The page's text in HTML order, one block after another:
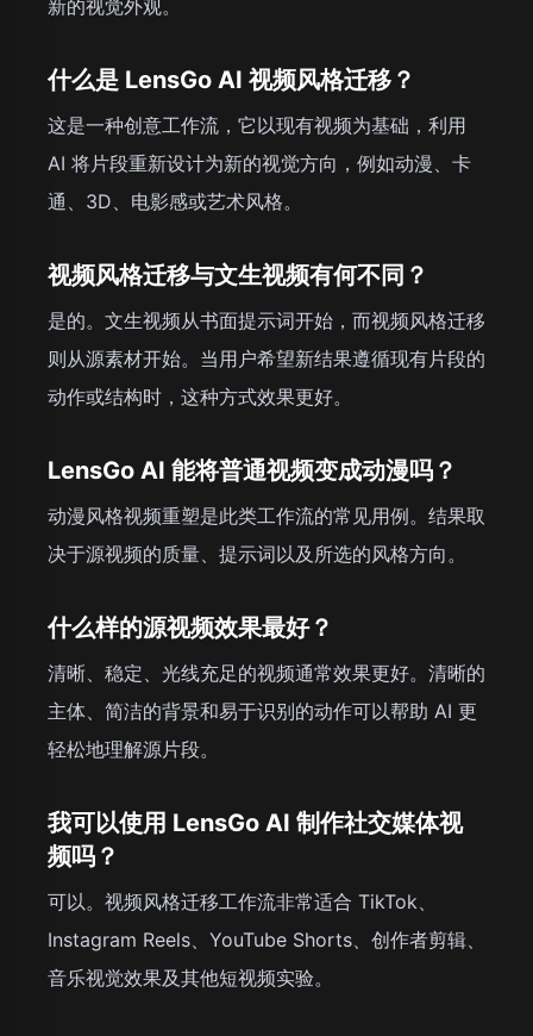
新的视觉外观。
什么是 LensGo AI 视频风格迁移？
这是一种创意工作流，它以现有视频为基础，利用
AI 将片段重新设计为新的视觉方向，例如动漫、卡
通、3D、电影感或艺术风格。
视频风格迁移与文生视频有何不同？
是的。文生视频从书面提示词开始，而视频风格迁移
则从源素材开始。当用户希望新结果遵循现有片段的
动作或结构时，这种方式效果更好。
LensGo AI 能将普通视频变成动漫吗？
动漫风格视频重塑是此类工作流的常见用例。结果取
决于源视频的质量、提示词以及所选的风格方向。
什么样的源视频效果最好？
清晰、稳定、光线充足的视频通常效果更好。清晰的
主体、简洁的背景和易于识别的动作可以帮助 AI 更
轻松地理解源片段。
我可以使用 LensGo AI 制作社交媒体视
频吗？
可以。视频风格迁移工作流非常适合 TikTok、
Instagram Reels、YouTube Shorts、创作者剪辑、
音乐视觉效果及其他短视频实验。